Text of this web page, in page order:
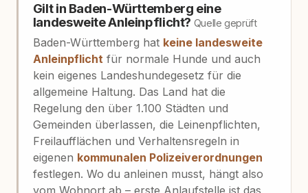
Gilt in Baden-Württemberg eine
landesweite Anleinpflicht? Quelle geprüft
Baden-Württemberg hat keine landesweite
Anleinpflicht für normale Hunde und auch
kein eigenes Landeshundegesetz für die
allgemeine Haltung. Das Land hat die
Regelung den über 1.100 Städten und
Gemeinden überlassen, die Leinenpflichten,
Freilaufflächen und Verhaltensregeln in
eigenen kommunalen Polizeiverordnungen
festlegen. Wo du anleinen musst, hängt also
vom Wohnort ab – erste Anlaufstelle ist das